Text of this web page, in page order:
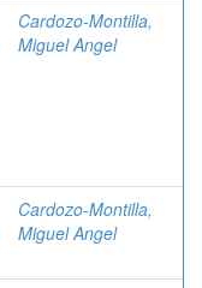
Cardozo-Montilla,
Miguel Angel
Cardozo-Montilla,
Miguel Angel